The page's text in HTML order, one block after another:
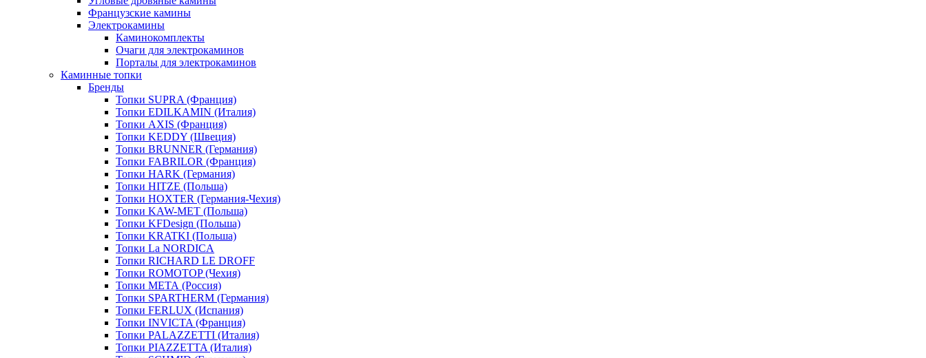
Французские камины
Электрокамины
Каминокомплекты
Очаги для электрокаминов
Порталы для электрокаминов
Каминные топки
Бренды
Топки SUPRA (Франция)
Топки EDILKAMIN (Италия)
Топки AXIS (Франция)
Топки KEDDY (Швеция)
Топки BRUNNER (Германия)
Топки FABRILOR (Франция)
Топки HARK (Германия)
Топки HITZE (Польша)
Топки HOXTER (Германия-Чехия)
Топки KAW-MET (Польша)
Топки KFDesign (Польша)
Топки KRATKI (Польша)
Топки La NORDICA
Топки RICHARD LE DROFF
Топки ROMOTOP (Чехия)
Топки МЕТА (Россия)
Топки SPARTHERM (Германия)
Топки FERLUX (Испания)
Топки INVICTA (Франция)
Топки PALAZZETTI (Италия)
Топки PIAZZETTA (Италия)